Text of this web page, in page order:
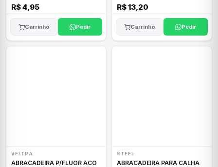
R$ 4,95
Carrinho Pedir
R$ 13,20
Carrinho Pedir
VELTRA
ABRACADEIRA P/FLUOR ACO
STEEL
ABRACADEIRA PARA CALHA